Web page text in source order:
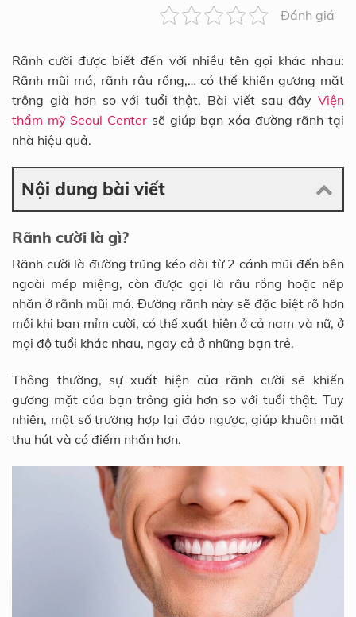
Đánh giá
Rãnh cười được biết đến với nhiều tên gọi khác nhau:
Rãnh mũi má, rãnh râu rồng,… có thể khiến gương mặt
trông già hơn so với tuổi thật. Bài viết sau đây Viện
thẩm mỹ Seoul Center sẽ giúp bạn xóa đường rãnh tại
nhà hiệu quả.
Nội dung bài viết
Rãnh cười là gì?
Rãnh cười là đường trũng kéo dài từ 2 cánh mũi đến bên
ngoài mép miệng, còn được gọi là râu rồng hoặc nếp
nhăn ở rãnh mũi má. Đường rãnh này sẽ đặc biệt rõ hơn
mỗi khi bạn mỉm cười, có thể xuất hiện ở cả nam và nữ, ở
mọi độ tuổi khác nhau, ngay cả ở những bạn trẻ.
Thông thường, sự xuất hiện của rãnh cười sẽ khiến
gương mặt của bạn trông già hơn so với tuổi thật. Tuy
nhiên, một số trường hợp lại đảo ngược, giúp khuôn mặt
thu hút và có điểm nhấn hơn.